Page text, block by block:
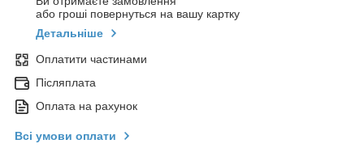
або гроші повернуться на вашу картку
Детальніше
Оплатити частинами
Післяплата
Оплата на рахунок
Всі умови оплати